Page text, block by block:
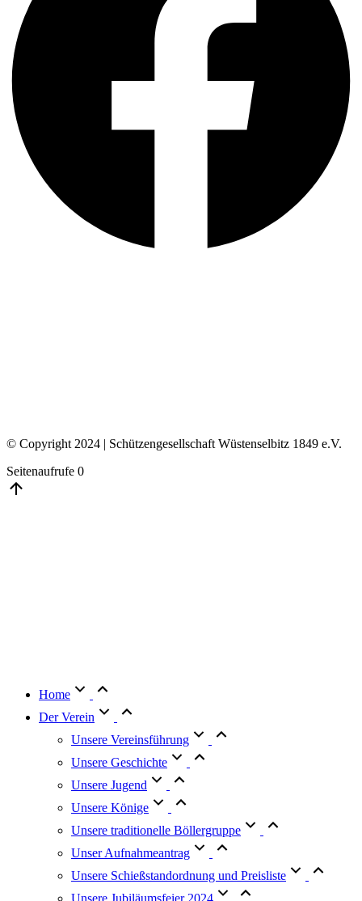
© Copyright 2024 | Schützengesellschaft Wüstenselbitz 1849 e.V.
Seitenaufrufe 0
Home
Der Verein
Unsere Vereinsführung
Unsere Geschichte
Unsere Jugend
Unsere Könige
Unsere traditionelle Böllergruppe
Unser Aufnahmeantrag
Unsere Schießstandordnung und Preisliste
Unsere Jubiläumsfeier 2024